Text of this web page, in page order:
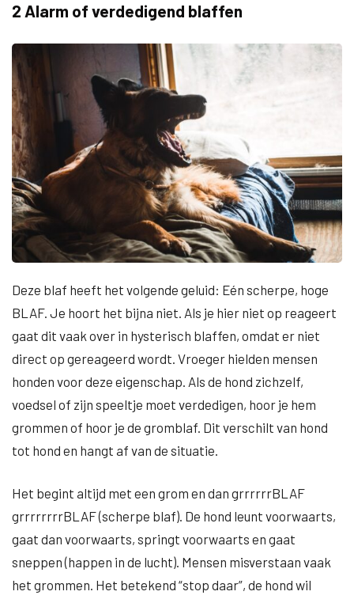
2 Alarm of verdedigend blaffen
Deze blaf heeft het volgende geluid: Eén scherpe, hoge
BLAF. Je hoort het bijna niet. Als je hier niet op reageert
gaat dit vaak over in hysterisch blaffen, omdat er niet
direct op gereageerd wordt. Vroeger hielden mensen
honden voor deze eigenschap. Als de hond zichzelf,
voedsel of zijn speeltje moet verdedigen, hoor je hem
grommen of hoor je de gromblaf. Dit verschilt van hond
tot hond en hangt af van de situatie.
Het begint altijd met een grom en dan grrrrrrBLAF
grrrrrrrrBLAF (scherpe blaf). De hond leunt voorwaarts,
gaat dan voorwaarts, springt voorwaarts en gaat
sneppen (happen in de lucht). Mensen misverstaan vaak
het grommen. Het betekend “stop daar”, de hond wil